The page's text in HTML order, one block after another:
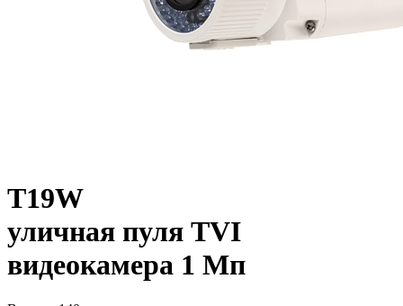
T19W
уличная пуля TVI
видеокамера 1 Мп